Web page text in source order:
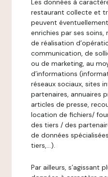
Les données à
restaurant collecte et
peuvent
enrichies par ses
de réalisation
communication, de
ou de marketing, au
d’informations
réseaux sociaux, sites
partenaires, annuaires
articles de presse,
location de fichiers/
des tiers / des
de données
tiers,…).
Par ailleurs, s’agissant